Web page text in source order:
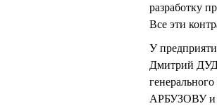
разработку
Все эти
У
Дмитрий
АРБУЗОВУ и